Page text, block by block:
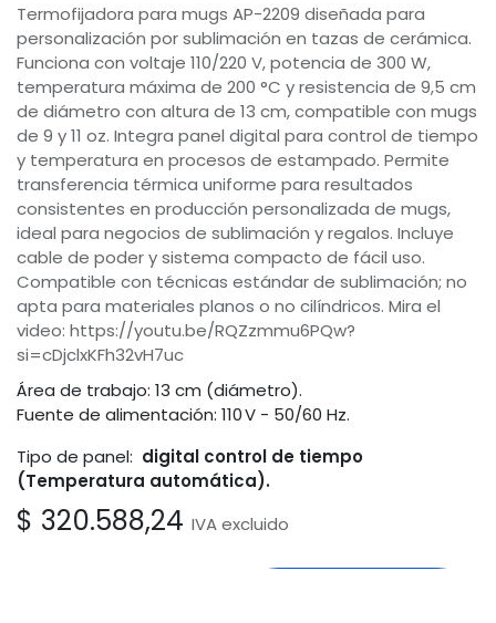
Termofijadora para mugs AP-2209 diseñada para
personalización por sublimación en tazas de cerámica.
Funciona con voltaje 110/220 V, potencia de 300 W,
temperatura máxima de 200 °C y resistencia de 9,5 cm
de diámetro con altura de 13 cm, compatible con mugs
de 9 y 11 oz. Integra panel digital para control de tiempo
y temperatura en procesos de estampado. Permite
transferencia térmica uniforme para resultados
consistentes en producción personalizada de mugs,
ideal para negocios de sublimación y regalos. Incluye
cable de poder y sistema compacto de fácil uso.
Compatible con técnicas estándar de sublimación; no
apta para materiales planos o no cilíndricos. Mira el
video: https://youtu.be/RQZzmmu6PQw?
si=cDjclxKFh32vH7uc
Área de trabajo: 13 cm (diámetro).
Fuente de alimentación: 110 V - 50/60 Hz.
Tipo de panel: digital control de tiempo
(Temperatura automática).
$ 320.588,24 IVA excluido